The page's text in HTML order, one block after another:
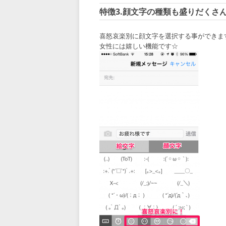
特徴3.顔文字の種類も盛りだくさ
喜怒哀楽別に顔文字を選択する事ができま
女性には嬉しい機能です☆